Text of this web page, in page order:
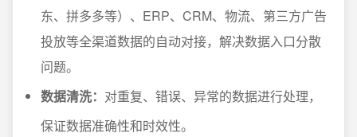
东、拼多多等）、ERP、CRM、物流、第三方广告
投放等全渠道数据的自动对接，解决数据入口分散
问题。
数据清洗： 对重复、错误、异常的数据进行处理，
保证数据准确性和时效性。